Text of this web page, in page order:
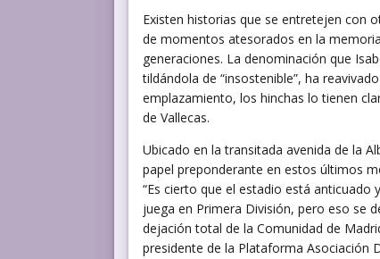
Existen historias que se entretejen con
de momentos atesorados en la
generaciones. La denominación que
tildándola de “insostenible”, ha
emplazamiento, los hinchas lo tienen
de Vallecas.
Ubicado en la transitada avenida de la
papel preponderante en estos últimos
“Es cierto que el estadio está anticuado
juega en Primera División, pero eso se
dejación total de la Comunidad de
presidente de la Plataforma Asociación